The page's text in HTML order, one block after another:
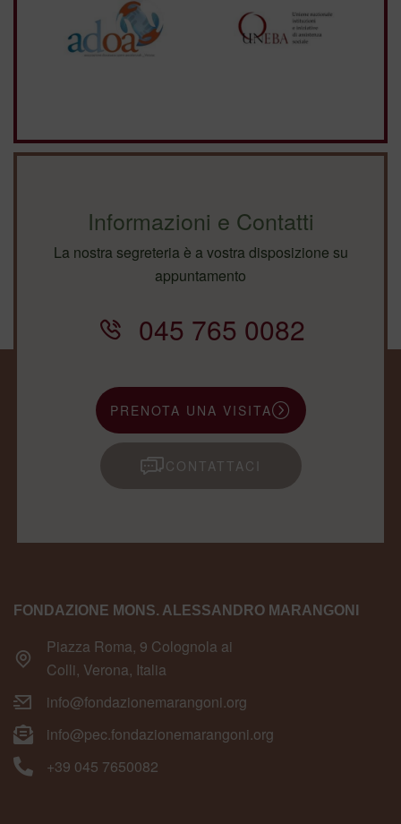
Informazioni e Contatti
La nostra segreteria è a vostra disposizione su
appuntamento
045 765 0082
PRENOTA UNA VISITA
CONTATTACI
FONDAZIONE MONS. ALESSANDRO MARANGONI
Piazza Roma, 9 Colognola ai
Colli, Verona, Italia
info@fondazionemarangoni.org
info@pec.fondazionemarangoni.org
+39 045 7650082